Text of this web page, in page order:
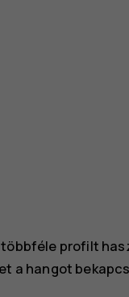
profilt
a hangot